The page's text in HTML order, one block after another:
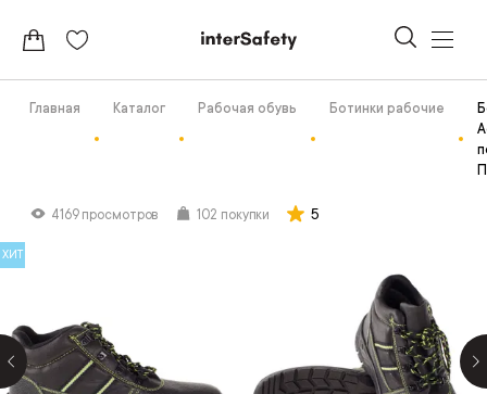
Главная Каталог Рабочая обувь Ботинки рабочие
4169 просмотров 102 покупки 5
ХИТ